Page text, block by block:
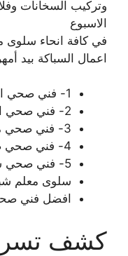
وتركيب السخانات
الاسبوع
في كافة انحاء سلوى
اعمال السباكة بيد
1- فني صحي العدان
2- فني صحي القصور
3- فني صحي مبارك الكبير
4- فني صحي ضاحية صباح السالم
5- فني صحي سلوى والعدان
سلوى معلم
افضل فني
كشف